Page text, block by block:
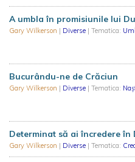
A umbla în promisiunile lui
Gary Wilkerson | Diverse | Tematica:
Bucurându-ne de Crăciun
Gary Wilkerson | Diverse | Tematica:
Determinat să ai încredere în
Gary Wilkerson | Diverse | Tematica: